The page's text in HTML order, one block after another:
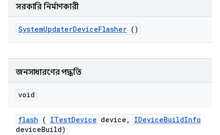
সরকারি নির্মাণকারী
SystemUpdaterDeviceFlasher ()
জনসাধারণের পদ্ধতি
void
flash ( ITestDevice device , IDeviceBuildInfo
deviceBuild)